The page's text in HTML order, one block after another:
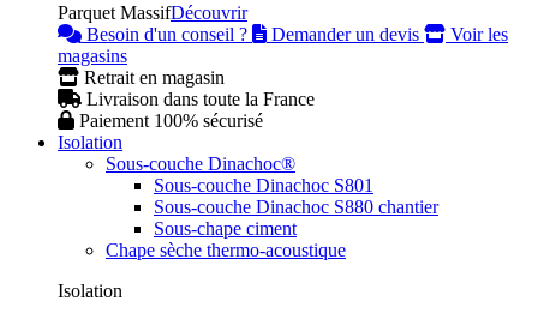
Parquet MassifDécouvrir
Besoin d'un conseil ?
Demander un devis
Voir les
magasins
Retrait en magasin
Livraison dans toute la France
Paiement 100% sécurisé
Isolation
Sous-couche Dinachoc®
Sous-couche Dinachoc S801
Sous-couche Dinachoc S880 chantier
Sous-chape ciment
Chape sèche thermo-acoustique
Isolation